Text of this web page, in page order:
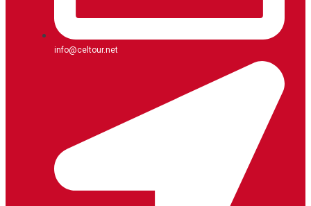
info@celtour.net